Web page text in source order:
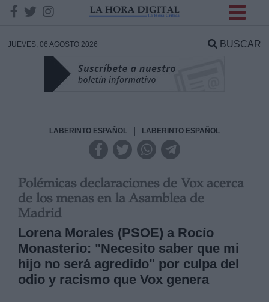
JUEVES, 06 AGOSTO 2026 BUSCAR
LABERINTO ESPAÑOL LABERINTO ESPAÑOL
Polémicas declaraciones de Vox acerca
de los menas en la Asamblea de
Madrid
Lorena Morales (PSOE) a Rocío
Monasterio: "Necesito saber que mi
hijo no será agredido" por culpa del
odio y racismo que Vox genera
DATOS
Responsable:
Legitimación:
Destinatarios: